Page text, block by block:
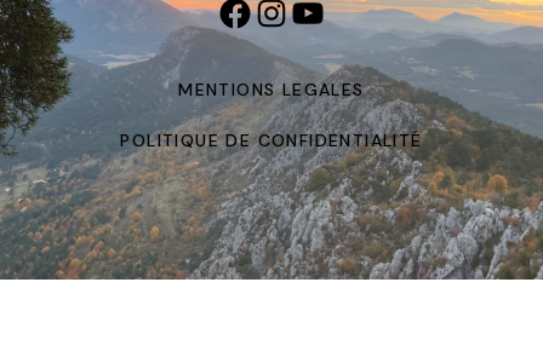
MENTIONS LEGALES
POLITIQUE DE CONFIDENTIALITÉ